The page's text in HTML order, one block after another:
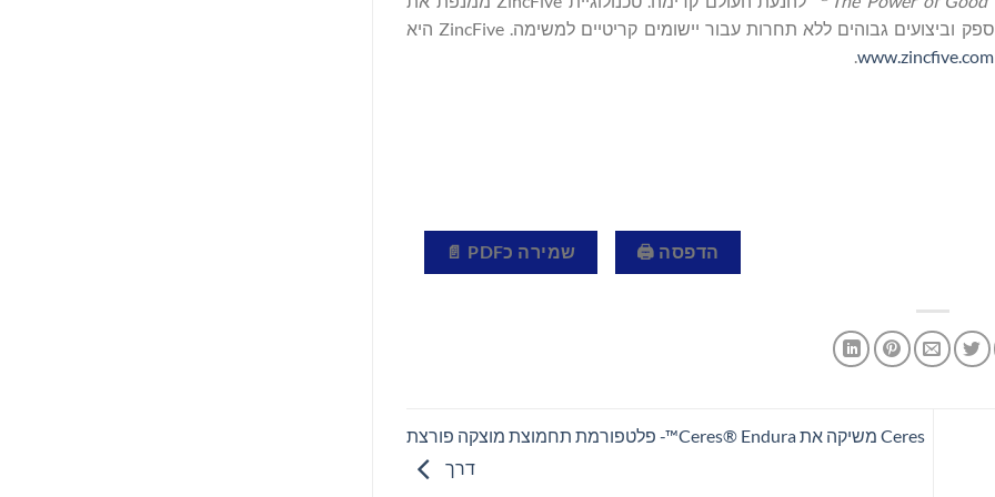
הבטיחות והקיימות של כימיה של ניקל-אבץ כדי לספק צפיפות הספק וביצועים גבוהים ללא תחרות עבור יישומים קריטיים למשימה. ZincFive היא
www.zincfive.com
.
הדפסה 🖨 שמירה כPDF 📄
Ceres משיקה את Ceres® Endura™- פלטפורמת תחמוצת מוצקה פורצת
דרך